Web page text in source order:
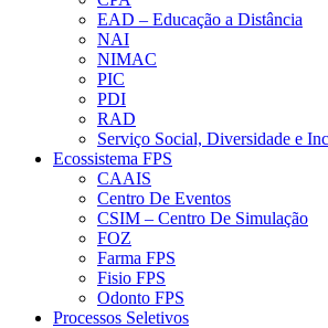
EAD – Educação a Distância
NAI
NIMAC
PIC
PDI
RAD
Serviço Social, Diversidade e
Ecossistema FPS
CAAIS
Centro De Eventos
CSIM – Centro De Simulação
FOZ
Farma FPS
Fisio FPS
Odonto FPS
Processos Seletivos